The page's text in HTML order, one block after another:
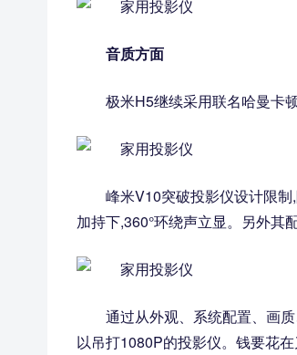
音质方面
极米H5继续采用联名哈曼卡
峰米V10突破投影仪设计限
加持下,360°环绕声立显。另外其
通过从外观、系统配置、画
以吊打1080P的投影仪。钱要花